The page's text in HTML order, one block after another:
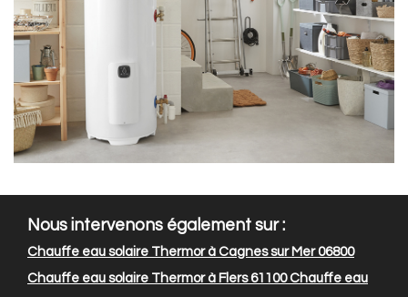
Nous intervenons également sur :
Chauffe eau solaire Thermor à Cagnes sur Mer 06800
Chauffe eau solaire Thermor à Flers 61100Chauffe eau